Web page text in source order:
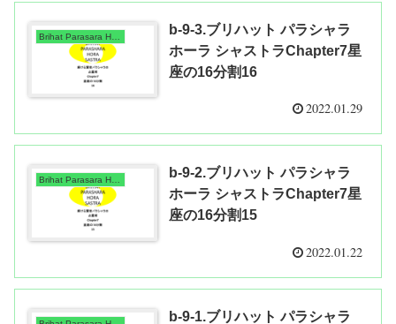
Brihat Parasara Hora Shastra
b-9-3.ブリハット パラシャラ
ホーラ シャストラChapter7星
座の16分割16
2022.01.29
Brihat Parasara Hora Shastra
b-9-2.ブリハット パラシャラ
ホーラ シャストラChapter7星
座の16分割15
2022.01.22
b-9-1.ブリハット パラシャラ